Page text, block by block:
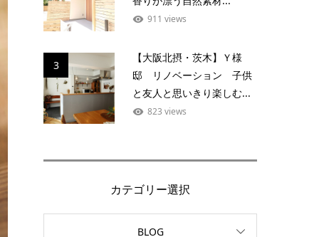
911 views
3
【大阪北摂・茨木】Ｙ様
邸 リノベーション 子供
と友人と思いきり楽しむ...
823 views
カテゴリー選択
BLOG